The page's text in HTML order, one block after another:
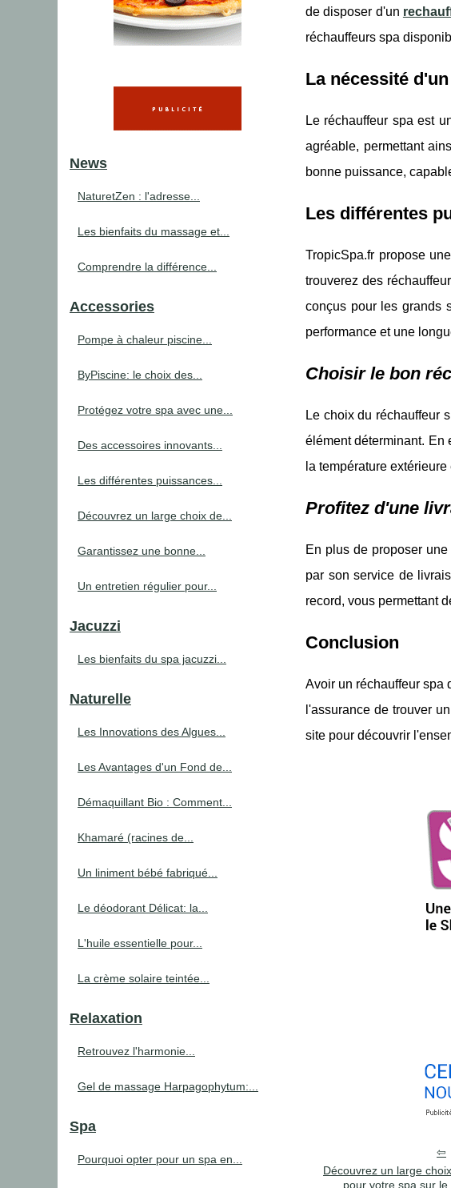
de disposer d'un
réchauffeurs spa
La nécessité
Le réchauffeur spa est
agréable, permettant
bonne puissance,
Les différentes
TropicSpa.fr propose
trouverez des
conçus pour les grands
performance et une
Choisir le bon
Le choix du réchauffeur
élément déterminant. En
la température
Profitez d'une
En plus de proposer
par son service de
record, vous permettant
Conclusion
Avoir un réchauffeur spa
l'assurance de trouver
site pour découvrir
Découvrez un large
pour votre spa sur le
News
NaturetZen : l'adresse...
Les bienfaits du massage et...
Comprendre la différence...
Accessories
Pompe à chaleur piscine...
ByPiscine: le choix des...
Protégez votre spa avec une...
Des accessoires innovants...
Les différentes puissances...
Découvrez un large choix de...
Garantissez une bonne...
Un entretien régulier pour...
Jacuzzi
Les bienfaits du spa jacuzzi...
Naturelle
Les Innovations des Algues...
Les Avantages d'un Fond de...
Démaquillant Bio : Comment...
Khamaré (racines de...
Un liniment bébé fabriqué...
Le déodorant Délicat: la...
L'huile essentielle pour...
La crème solaire teintée...
Relaxation
Retrouvez l'harmonie...
Gel de massage Harpagophytum:...
Spa
Pourquoi opter pour un spa en...